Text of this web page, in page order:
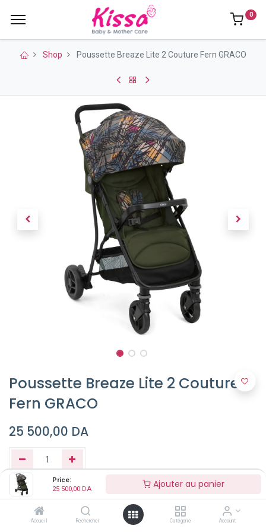
Price:
25 500,00 DA Ajouter au panier
Accueil Rechercher Catégorie Account
0
Shop Poussette Breaze Lite 2 Couture Fern GRACO
Poussette Breaze Lite 2 Couture
Fern GRACO
25 500,00 DA
Ajouter au panier